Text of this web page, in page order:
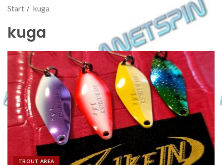
Start kuga
kuga
TROUT AREA